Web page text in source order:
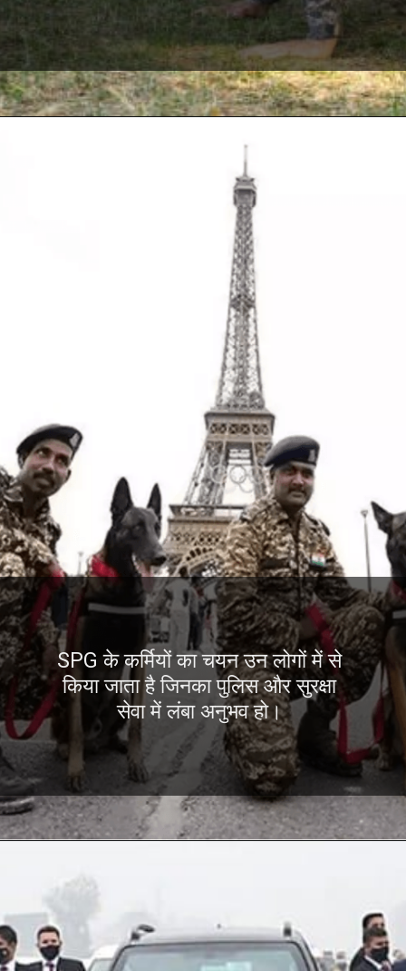
SPG के कर्मियों का चयन उन लोगों में से
किया जाता है जिनका पुलिस और सुरक्षा
सेवा में लंबा अनुभव हो।